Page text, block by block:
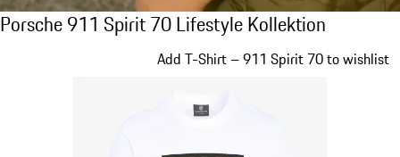
Porsche 911 Spirit 70 Lifestyle Kollektion
Porsche 911 Spirit 70 Lifestyle Kollektion
Add T-Shirt – 911 Spirit 70 to wishlist